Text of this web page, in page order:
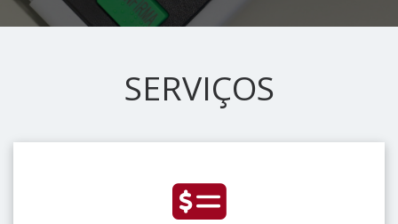
SERVIÇOS